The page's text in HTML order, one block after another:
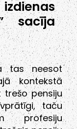
sacīja
tas neesot
kontekstā
trešo pensiju
taču
profesiju